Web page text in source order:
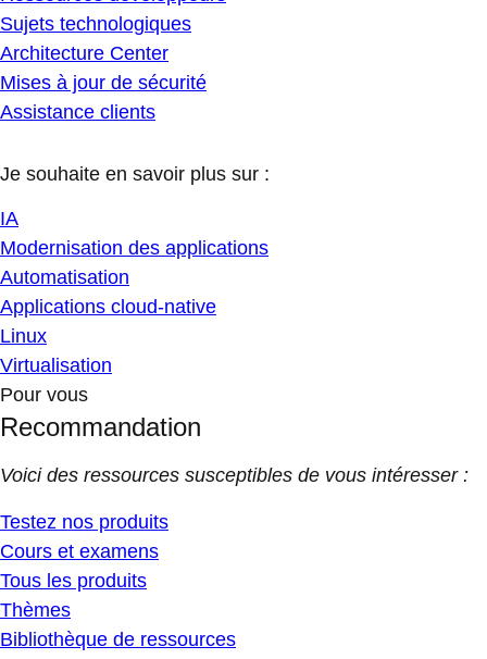
Sujets technologiques
Architecture Center
Mises à jour de sécurité
Assistance clients
Je souhaite en savoir plus sur :
IA
Modernisation des applications
Automatisation
Applications cloud-native
Linux
Virtualisation
Pour vous
Recommandation
Voici des ressources susceptibles de vous intéresser :
Testez nos produits
Cours et examens
Tous les produits
Thèmes
Bibliothèque de ressources